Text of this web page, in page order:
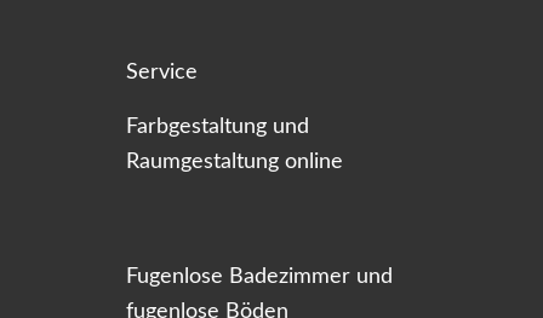
Service
Farbgestaltung und
Raumgestaltung online
Fugenlose Badezimmer und
fugenlose Böden